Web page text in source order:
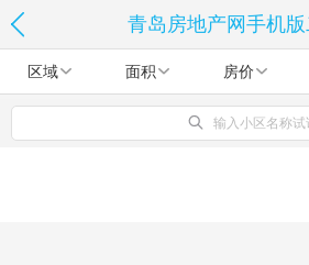
青岛房地产网手机
区域 面积 房价
输入小区名称试